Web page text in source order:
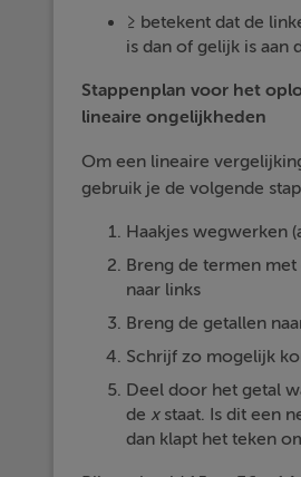
≥ betekent dat de
is dan of gelijk is aan
Stappenplan voor het
lineaire ongelijkheden
Om een lineaire
gebruik je de volgende
Haakjes wegwerken
Breng de termen met
naar links
Breng de getallen
Schrijf zo mogelijk
Deel door het getal
de xstaat. Is dit een
dan klapt het teken